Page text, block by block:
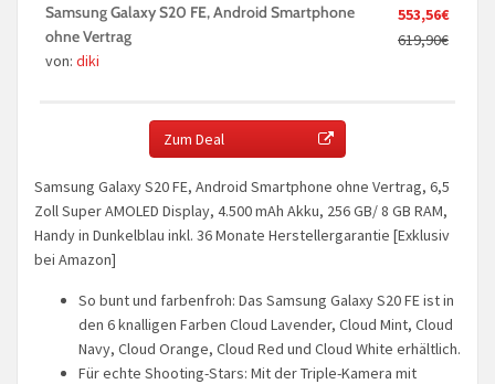
553,56€
619,90€
Samsung Galaxy S20 FE, Android Smartphone
ohne Vertrag
von: diki
Zum Deal
Samsung Galaxy S20 FE, Android Smartphone ohne Vertrag, 6,5
Zoll Super AMOLED Display, 4.500 mAh Akku, 256 GB/ 8 GB RAM,
Handy in Dunkelblau inkl. 36 Monate Herstellergarantie [Exklusiv
bei Amazon]
So bunt und farbenfroh: Das Samsung Galaxy S20 FE ist in
den 6 knalligen Farben Cloud Lavender, Cloud Mint, Cloud
Navy, Cloud Orange, Cloud Red und Cloud White erhältlich.
Für echte Shooting-Stars: Mit der Triple-Kamera mit